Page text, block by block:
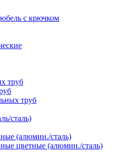
с крючком
труб
труб
сталь)
(алюмин./сталь)
цветные (алюмин./сталь)